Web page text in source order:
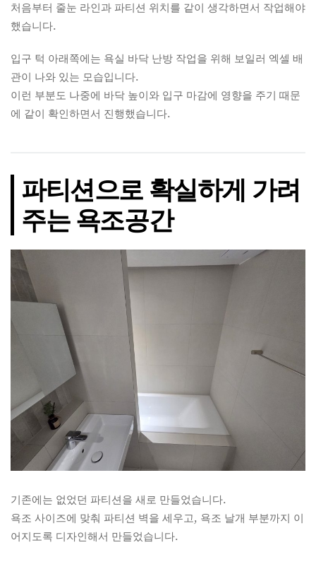
처음부터 줄눈 라인과 파티션 위치를 같이 생각하면서 작업해야
했습니다.
입구 턱 아래쪽에는 욕실 바닥 난방 작업을 위해 보일러 엑셀 배
관이 나와 있는 모습입니다.
이런 부분도 나중에 바닥 높이와 입구 마감에 영향을 주기 때문
에 같이 확인하면서 진행했습니다.
파티션으로 확실하게 가려
주는 욕조공간
기존에는 없었던 파티션을 새로 만들었습니다.
욕조 사이즈에 맞춰 파티션 벽을 세우고, 욕조 날개 부분까지 이
어지도록 디자인해서 만들었습니다.